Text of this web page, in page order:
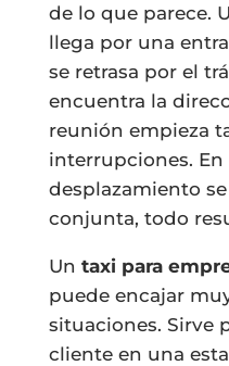
de lo que parece.
llega por una
se retrasa por el
encuentra la
reunión empieza
interrupciones.
desplazamiento
conjunta, todo
Un taxi para
puede encajar
situaciones. Sirve
cliente en una